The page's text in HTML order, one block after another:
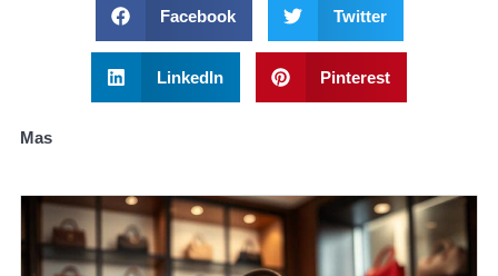
Facebook Twitter
LinkedIn Pinterest
Mas